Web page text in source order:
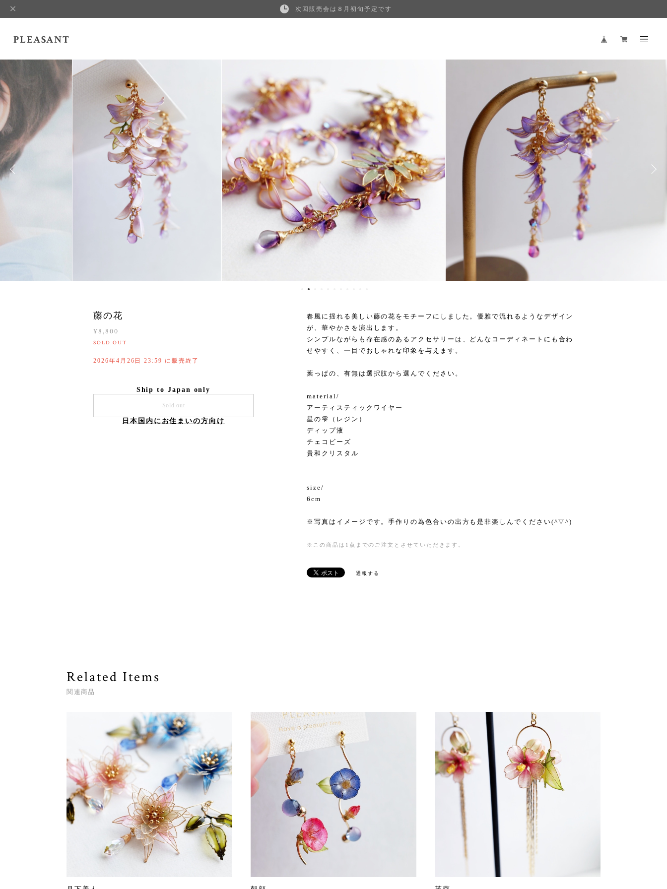
次回販売会は８月初旬予定です
PLEASANT
藤の花
¥8,800
SOLD OUT
2026年4月26日 23:59 に販売終了
Ship to Japan only
Sold out
日本国内にお住まいの方向け
春風に揺れる美しい藤の花をモチーフにしました。優雅で流れるようなデザイン
が、華やかさを演出します。
シンプルながらも存在感のあるアクセサリーは、どんなコーディネートにも合わ
せやすく、一目でおしゃれな印象を与えます。
葉っぱの、有無は選択肢から選んでください。
material/
アーティスティックワイヤー
星の雫（レジン）
ディップ液
チェコビーズ
貴和クリスタル
size/
6cm
※写真はイメージです。手作りの為色合いの出方も是非楽しんでください(^▽^)
※この商品は1点までのご注文とさせていただきます。
通報する
Related Items
関連商品